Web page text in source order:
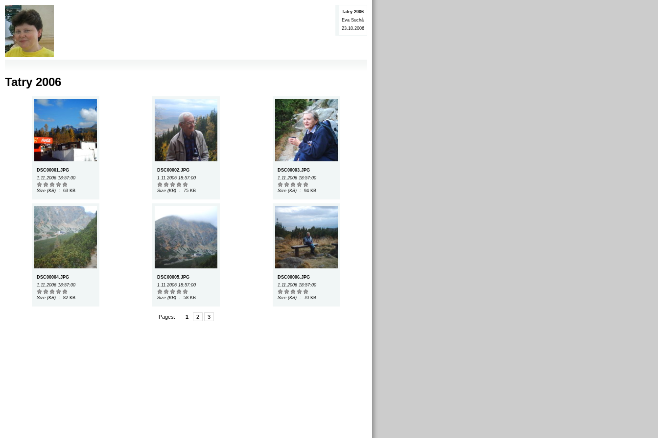
Tatry 2006
Eva Suchá
23.10.2006
Tatry 2006
DSC00001.JPG
1.11.2006 18:57:00
Size (KB) : 63 KB
DSC00002.JPG
1.11.2006 18:57:00
Size (KB) : 75 KB
DSC00003.JPG
1.11.2006 18:57:00
Size (KB) : 94 KB
DSC00004.JPG
1.11.2006 18:57:00
Size (KB) : 82 KB
DSC00005.JPG
1.11.2006 18:57:00
Size (KB) : 58 KB
DSC00006.JPG
1.11.2006 18:57:00
Size (KB) : 70 KB
Pages: 1 2 3